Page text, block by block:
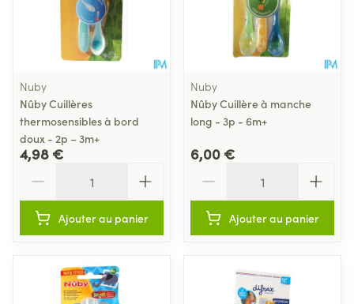
Nuby
Nûby Cuillères
thermosensibles à bord
doux - 2p – 3m+
4,98 €
Ajouter au panier
Nuby
Nûby Cuillère à manche
long - 3p - 6m+
6,00 €
Ajouter au panier